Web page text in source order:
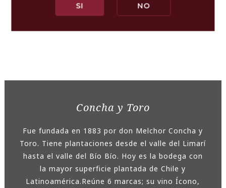
Concha y Toro
Fue fundada en 1883 por don Melchor Concha y
Toro. Tiene plantaciones desde el valle del Limarí
hasta el valle del Bío Bío. Hoy es la bodega con
la mayor superficie plantada de Chile y
Latinoamérica.Reúne 6 marcas; su vino Ícono,
SI NO